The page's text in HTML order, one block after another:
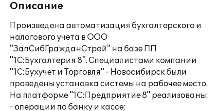
Описание
Произведена автоматизация бухгалтерского и
налогового учета в ООО
"ЗапСибГражданСтрой" на базе ПП
"1С:Бухгалтерия 8". Специалистами компании
"1С:Бухучет и Торговля" - Новосибирск были
проведены установка системы на рабочее место.
На платформе "1С:Предприятие 8" реализованы:
- операции по банку и кассе;